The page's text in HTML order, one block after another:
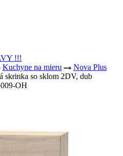
!!!
Kuchyne na mieru
Nova Plus
skrinka so sklom 2DV, dub
OH